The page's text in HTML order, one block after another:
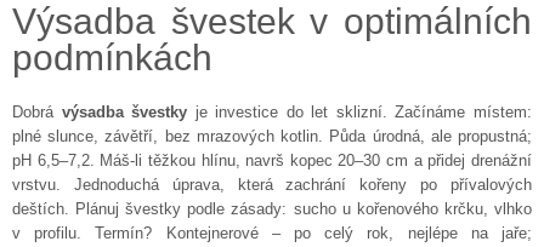
Výsadba švestek v optimálních
podmínkách
Dobrá výsadba švestky je investice do let sklizní. Začínáme místem:
plné slunce, závětří, bez mrazových kotlin. Půda úrodná, ale propustná;
pH 6,5–7,2. Máš-li těžkou hlínu, navrš kopec 20–30 cm a přidej drenážní
vrstvu. Jednoduchá úprava, která zachrání kořeny po přívalových
deštích. Plánuj švestky podle zásady: sucho u kořenového krčku, vlhko
v profilu. Termín? Kontejnerové – po celý rok, nejlépe na jaře;